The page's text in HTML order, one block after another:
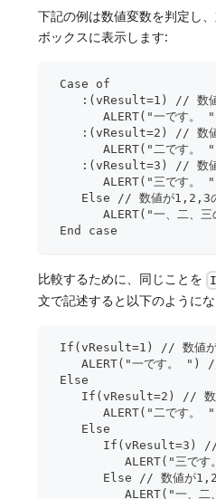
下記の例は数値変数を判定し
ボックスに表示します:
Case of
:(vResult=1) // 数
ALERT("一です。
:(vResult=2) // 数
ALERT("二です。
:(vResult=3) // 数
ALERT("三です。
Else // 数値が1,2,3
ALERT("一、二、三
End case
比較するために、同じことを
文で記述すると以下のようにな
If(vResult=1) // 数値が
ALERT("一です。 ")
Else
If(vResult=2) // 数
ALERT("二です。
    Else
If(vResult=3) //
ALERT("三です
Else // 数値が
ALERT("一、二、